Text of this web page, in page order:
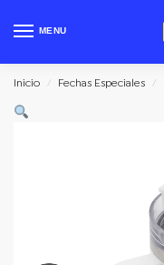
MENU
Inicio / Fechas Especiales /